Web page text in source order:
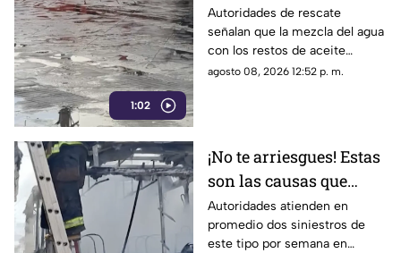
1:02
el asfalto tras las
recientes lluvias
Autoridades de rescate
señalan que la mezcla del agua
con los restos de aceite
acumulados en la calle provoca
agosto 08, 2026 12:52 p. m.
¡No te arriesgues! Estas
son las causas que
provocan incendios en
vehículos
Autoridades atienden en
promedio dos siniestros de
este tipo por semana en